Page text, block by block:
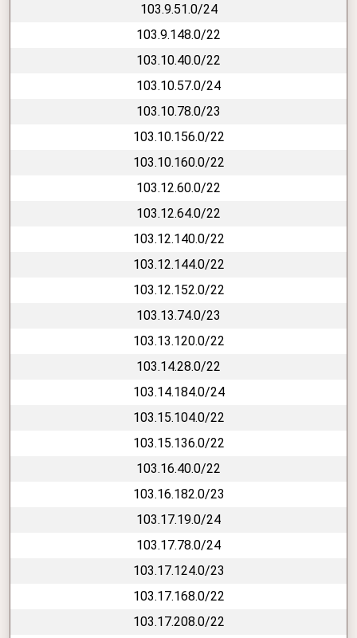
103.9.51.0/24
103.9.148.0/22
103.10.40.0/22
103.10.57.0/24
103.10.78.0/23
103.10.156.0/22
103.10.160.0/22
103.12.60.0/22
103.12.64.0/22
103.12.140.0/22
103.12.144.0/22
103.12.152.0/22
103.13.74.0/23
103.13.120.0/22
103.14.28.0/22
103.14.184.0/24
103.15.104.0/22
103.15.136.0/22
103.16.40.0/22
103.16.182.0/23
103.17.19.0/24
103.17.78.0/24
103.17.124.0/23
103.17.168.0/22
103.17.208.0/22